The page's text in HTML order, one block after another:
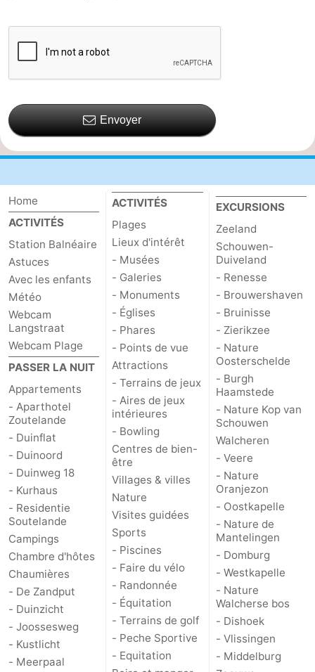
Envoyer
Home
ACTIVITÉS
Station Balnéaire
Astuces
Avec les enfants
Météo
Webcam
Langstraat
Webcam Plage
PASSER LA NUIT
Appartements
- Aparthotel
Zoutelande
- Duinflat
- Duinoord
- Duinweg 18
- Kurhaus
- Residentie
Soutelande
Campings
Chambre d'hôtes
Chaumières
- De Zandput
- Duinzicht
- Joossesweg
- Kustlicht
- Meerpaal
ACTIVITÉS
Plages
Lieux d'intérêt
- Musées
- Galeries
- Monuments
- Églises
- Phares
- Points de vue
Attractions
- Terrains de jeux
- Aires de jeux
intérieures
- Bowling
Centres de bien-
être
Villages & villes
Nature
Visites guidées
Sports
- Piscines
- Faire du vélo
- Randonnée
- Équitation
- Terrains de golf
- Peche Sportive
- Equitation
EXCURSIONS
Zeeland
Schouwen-
Duiveland
- Renesse
- Brouwershaven
- Bruinisse
- Zierikzee
- Nature
Oosterschelde
- Burgh
Haamstede
- Nature Kop van
Schouwen
Walcheren
- Veere
- Nature
Oranjezon
- Oostkapelle
- Nature de
Mantelingen
- Domburg
- Westkapelle
- Nature
Walcherse bos
- Dishoek
- Vlissingen
- Middelburg